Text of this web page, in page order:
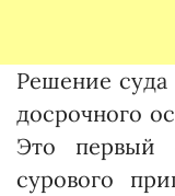
Решение суда
досрочного
Это первый
сурового